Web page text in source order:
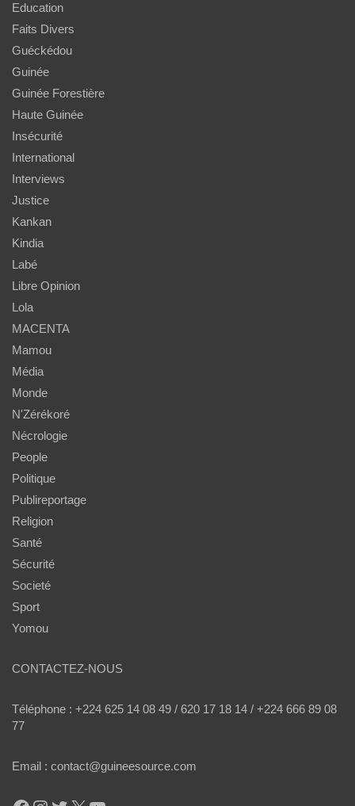
Education
Faits Divers
Guéckédou
Guinée
Guinée Forestière
Haute Guinée
Insécurité
International
Interviews
Justice
Kankan
Kindia
Labé
Libre Opinion
Lola
MACENTA
Mamou
Média
Monde
N'Zérékoré
Nécrologie
People
Politique
Publireportage
Religion
Santé
Sécurité
Societé
Sport
Yomou
CONTACTEZ-NOUS
Téléphone : +224 625 14 08 49 / 620 17 18 14 / +224 666 89 08
77
Email : contact@guineesource.com